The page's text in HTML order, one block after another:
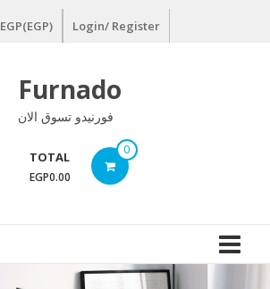
Login/ Register
EGP(EGP)
Furnado
فورنيدو تسوق الان
0
TOTAL
EGP0.00